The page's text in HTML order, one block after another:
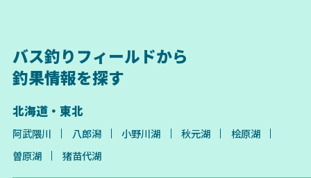
バス釣りフィールドから
釣果情報を探す
北海道・東北
阿武隈川 八郎潟 小野川湖 秋元湖
桧原湖
曽原湖
猪苗代湖